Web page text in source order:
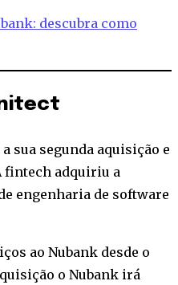
descubra como
sua segunda aquisição e
adquiriu a
engenharia de software
ao Nubank desde o
o Nubank irá